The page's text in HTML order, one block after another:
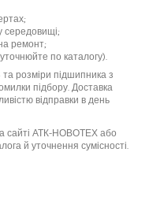
середовищі;
ремонт;
по каталогу).
розміри підшипника з
підбору. Доставка
відправки в день
сайті АТК-НОВОТЕХ або
й уточнення сумісності.